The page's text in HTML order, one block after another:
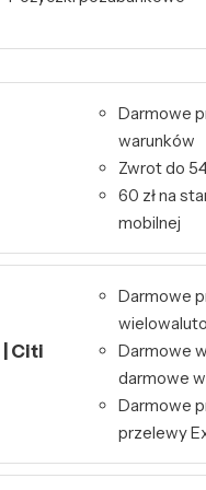
Darmowe
warunków
Zwrot do
60 zł na
mobilnej
Citi
Darmowe
Darmowe
darmowe
Darmowe
przelewy